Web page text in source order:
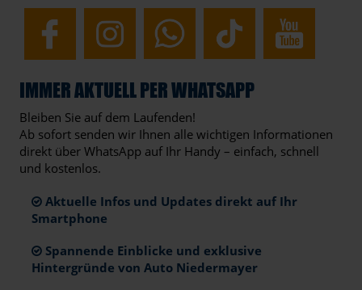
IMMER AKTUELL PER WHATSAPP
Bleiben Sie auf dem Laufenden!
Ab sofort senden wir Ihnen alle wichtigen Informationen
direkt über WhatsApp auf Ihr Handy – einfach, schnell
und kostenlos.
Aktuelle Infos und Updates direkt auf Ihr
Smartphone
Spannende Einblicke und exklusive
Hintergründe von Auto Niedermayer